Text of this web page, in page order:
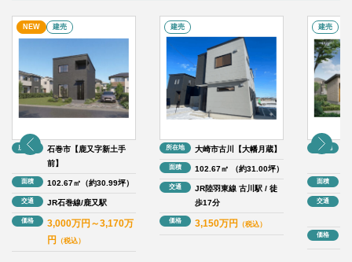
NEW 建売
所在地
石巻市【鹿又字新土手
前】
面積 102.67㎡（約30.99坪）
交通 JR石巻線/鹿又駅
価格
3,000万円～3,170万
円
（税込）
建売
所在地 大崎市古川【大幡月蔵】
面積 102.67㎡ （約31.00坪）
交通
JR陸羽東線 古川駅 / 徒
歩17分
価格 3,150万円 （税込）
建売
所在地
面積
交通
価格